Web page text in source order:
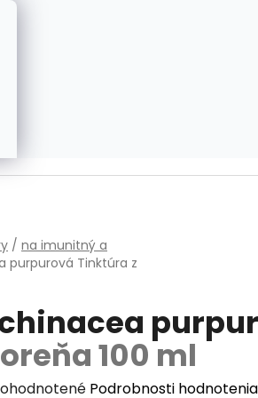
/ na imunitný a
purpurová Tinktúra z
100 ml
Podrobnosti hodnotenia